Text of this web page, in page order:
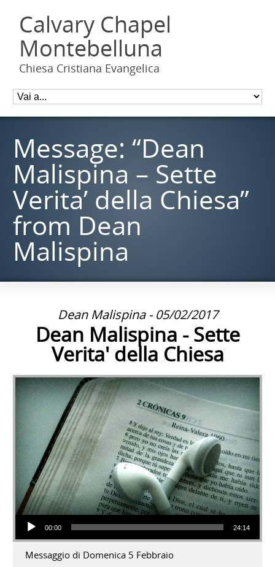
Calvary Chapel
Montebelluna
Chiesa Cristiana Evangelica
Message: “Dean
Malispina – Sette
Verita’ della Chiesa”
from Dean
Malispina
Dean Malispina - 05/02/2017
Dean Malispina - Sette
Verita' della Chiesa
Audio Player
00:00 24:14
Messaggio di Domenica 5 Febbraio